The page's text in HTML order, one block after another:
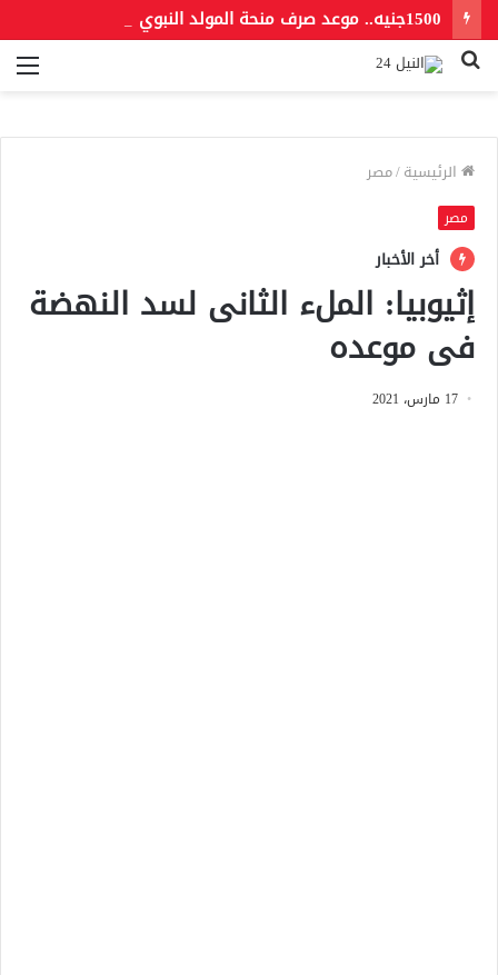
بحث
الرئيسية/مصر
مصر
أخر الأخبار
إثيوبيا: الملء الثانى لسد النهضة
فى موعده
17 مارس، 2021